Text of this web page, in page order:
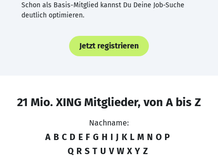
Schon als Basis-Mitglied kannst Du Deine Job-Suche
deutlich optimieren.
Jetzt registrieren
21 Mio. XING Mitglieder, von A bis Z
Nachname:
A B C D E F G H I J K L M N O P
Q R S T U V W X Y Z